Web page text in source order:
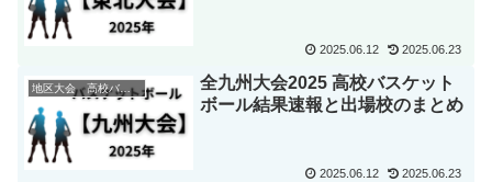
2025.06.12 2025.06.23
地区大会 高校バスケ
全九州大会2025 高校バスケット
ボール結果速報と出場校のまとめ
2025.06.12 2025.06.23